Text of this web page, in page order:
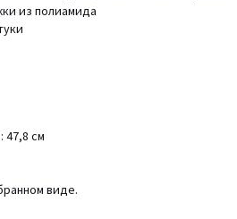
из полиамида
47,8 см
виде.